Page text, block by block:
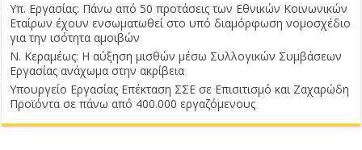
Υπ. Εργασίας: Πάνω από 50 προτάσεις των Εθνικών Κοινωνικών
Εταίρων έχουν ενσωματωθεί στο υπό διαμόρφωση νομοσχέδιο
για την ισότητα αμοιβών
Ν. Κεραμέως: Η αύξηση μισθών μέσω Συλλογικών Συμβάσεων
Εργασίας ανάχωμα στην ακρίβεια
Υπουργείο Εργασίας Επέκταση ΣΣΕ σε Επισιτισμό και Ζαχαρώδη
Προϊόντα σε πάνω από 400.000 εργαζόμενους